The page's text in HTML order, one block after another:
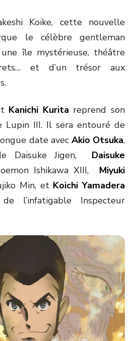
Koike, cette nouvelle
le célèbre gentleman
une île mystérieuse, théâtre
et d’un trésoraux
Kanichi Kurita reprend son
Lupin III. Il sera entouré de
dateavec Akio Otsuka,
Daisuke Jigen, Daisuke
Ishikawa XIII, Miyuki
Min, et Koichi Yamadera
de l’infatigable Inspecteur